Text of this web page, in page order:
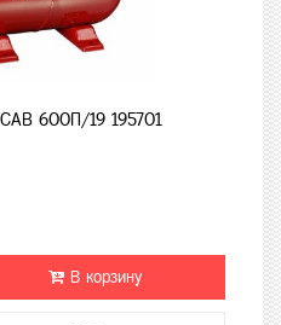
600П/19 195701
В корзину